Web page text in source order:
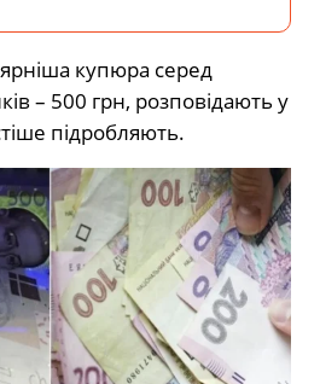
купюра серед
– 500 грн, розповідають у
підробляють.